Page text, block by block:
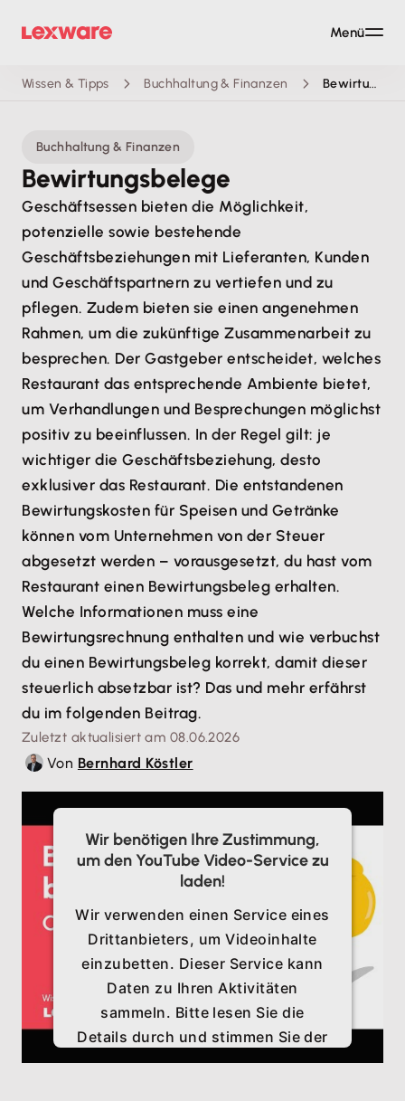
Wissen & Tipps Buchhaltung & Finanzen Bewirtungsbelege
Buchhaltung & Finanzen
Bewirtungsbelege
Geschäftsessen bieten die Möglichkeit,
potenzielle sowie bestehende
Geschäftsbeziehungen mit Lieferanten, Kunden
und Geschäftspartnern zu vertiefen und zu
pflegen. Zudem bieten sie einen angenehmen
Rahmen, um die zukünftige Zusammenarbeit zu
besprechen. Der Gastgeber entscheidet, welches
Restaurant das entsprechende Ambiente bietet,
um Verhandlungen und Besprechungen möglichst
positiv zu beeinflussen. In der Regel gilt: je
wichtiger die Geschäftsbeziehung, desto
exklusiver das Restaurant. Die entstandenen
Bewirtungskosten für Speisen und Getränke
können vom Unternehmen von der Steuer
abgesetzt werden – vorausgesetzt, du hast vom
Restaurant einen Bewirtungsbeleg erhalten.
Welche Informationen muss eine
Bewirtungsrechnung enthalten und wie verbuchst
du einen Bewirtungsbeleg korrekt, damit dieser
steuerlich absetzbar ist? Das und mehr erfährst
du im folgenden Beitrag.
Zuletzt aktualisiert am 08.06.2026
Von Bernhard Köstler
Wir benötigen Ihre Zustimmung,
um den YouTube Video-Service zu
laden!
Wir verwenden einen Service eines
Drittanbieters, um Videoinhalte
einzubetten. Dieser Service kann
Daten zu Ihren Aktivitäten
sammeln. Bitte lesen Sie die
Details durch und stimmen Sie der
Nutzung des Service zu, um
Menü